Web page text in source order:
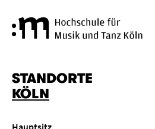
STANDORTE
KÖLN
Hauptsitz